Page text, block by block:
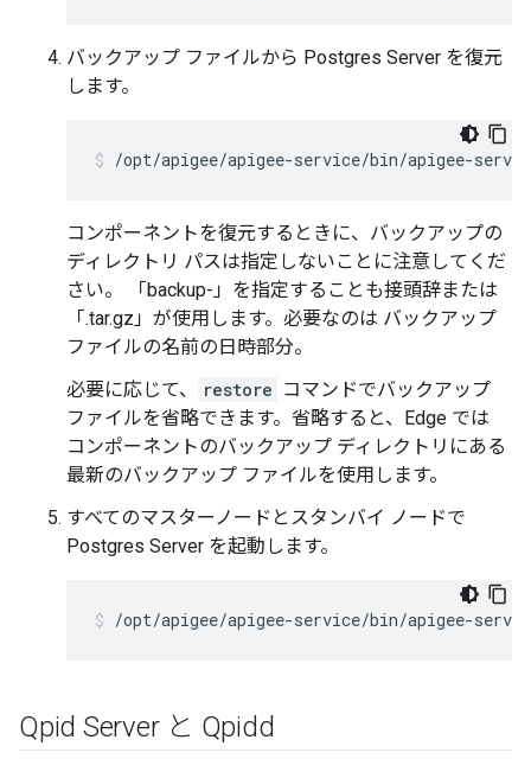
バックアップ ファイルから Postgres Server を復元
します。
/opt/apigee/apigee-service/bin/apigee-
コンポーネントを復元するときに、バックアップの
ディレクトリ パスは指定しないことに注意してくだ
さい。 「backup-」を指定することも接頭辞または
「.tar.gz」が使用します。必要なのは バックアップ
ファイルの名前の日時部分。
必要に応じて、
restore コマンドでバックアップ
ファイルを省略できます。省略すると、Edge では
コンポーネントのバックアップ ディレクトリにある
最新のバックアップ ファイルを使用します。
すべてのマスターノードとスタンバイ ノードで
Postgres Server を起動します。
/opt/apigee/apigee-service/bin/apigee-
Qpid Server と Qpidd